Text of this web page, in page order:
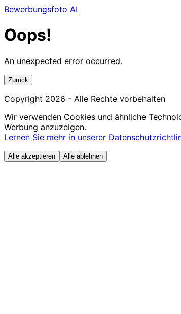
Bewerbungsfoto AI
Oops!
An unexpected error occurred.
Zurück
Copyright 2026 - Alle Rechte vorbehalten
Wir verwenden Cookies und ähnliche
Werbung anzuzeigen.
Lernen Sie mehr in unserer
Alle akzeptieren Alle ablehnen